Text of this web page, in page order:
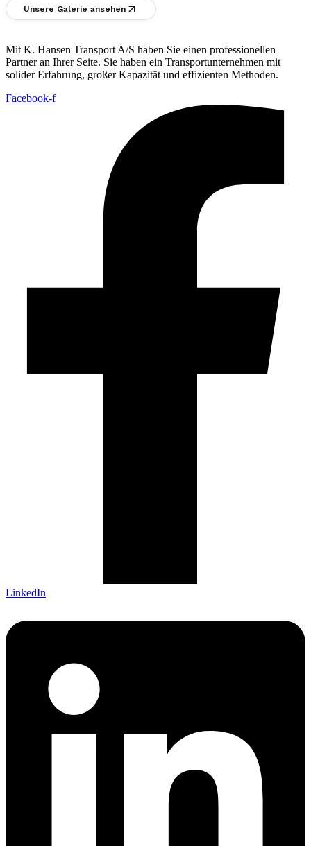
Unsere Galerie ansehen
Mit K. Hansen Transport A/S haben Sie einen professionellen
Partner an Ihrer Seite. Sie haben ein Transportunternehmen mit
solider Erfahrung, großer Kapazität und effizienten Methoden.
Facebook-f
LinkedIn